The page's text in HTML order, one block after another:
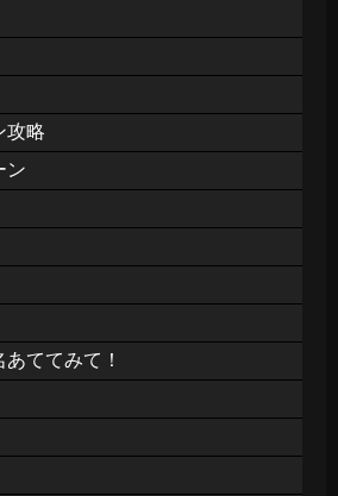
攻略
ン
ててみて！